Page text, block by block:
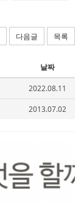
다음글 목록
날짜
2022.08.11
2013.07.02